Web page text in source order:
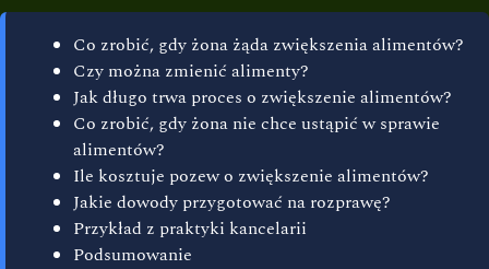
Co zrobić, gdy żona żąda zwiększenia alimentów?
Czy można zmienić alimenty?
Jak długo trwa proces o zwiększenie alimentów?
Co zrobić, gdy żona nie chce ustąpić w sprawie
alimentów?
Ile kosztuje pozew o zwiększenie alimentów?
Jakie dowody przygotować na rozprawę?
Przykład z praktyki kancelarii
Podsumowanie